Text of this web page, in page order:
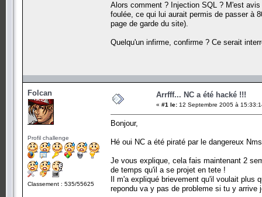
Alors comment ? Injection SQL ? M'est
foulée, ce qui lui aurait permis de passer à
page de garde du site).
Quelqu'un infirme, confirme ? Ce serait
Folcan
Profil challenge
Classement : 535/55625
Arrfff... NC a été hacké !!!
« #1 le: 12 Septembre 2005 à
Bonjour,
Hé oui NC a été piraté par le dangereux
Je vous explique, cela fais maintenant 2
de temps qu'il a se projet en tete !
Il m'a expliqué brievement qu'il voulait
repondu va y pas de probleme si tu y arrive